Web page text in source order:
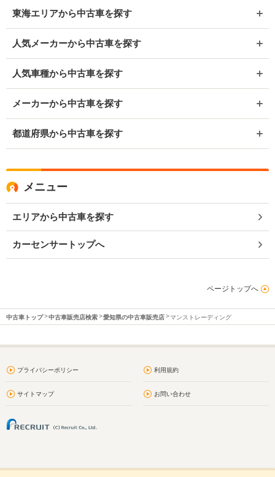
東海エリアから中古車を探す
人気メーカーから中古車を探す
人気車種から中古車を探す
メーカーから中古車を探す
都道府県から中古車を探す
メニュー
エリアから中古車を探す
カーセンサートップへ
ページトップへ
中古車トップ 中古車販売店検索 愛知県の中古車販売店 マンストレーディング
プライバシーポリシー 利用規約
サイトマップ お問い合わせ